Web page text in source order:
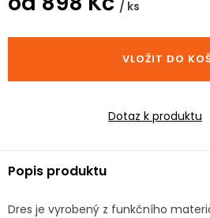
/ ks
cena:
VLOŽIT DO
Dotaz k produktu
Popis produktu
Dres je vyrobený z funkčního